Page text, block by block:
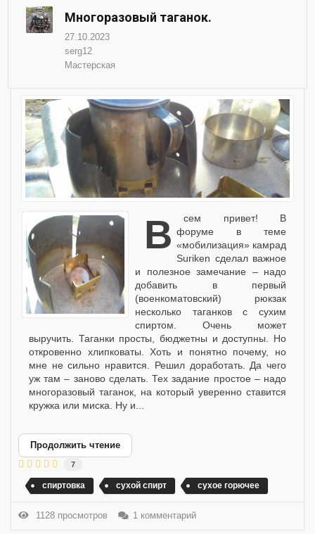
Многоразовый таганок.
27.10.2023
serg12
Мастерская
Всем привет! В форуме в теме
«мобилизация» камрад
Suriken сделал важное
и полезное замечание – надо
добавить в первый
(военкоматовский) рюкзак
несколько таганков с сухим
спиртом. Очень может
выручить. Таганки просты, бюджетны и доступны. Но
откровенно хлипковаты. Хоть и понятно почему, но
мне не сильно нравится. Решил доработать. Да чего
уж там – заново сделать. Тех задание простое – надо
многоразовый таганок, на который уверенно ставится
кружка или миска. Ну и...
Продолжить чтение
7
спиртовка сухой спирт сухое горючее
1128 просмотров 1 комментарий